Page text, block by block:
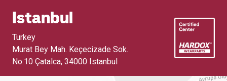
Istanbul
Turkey
Murat Bey Mah. Keçecizade Sok.
No:10 Çatalca, 34000 Istanbul